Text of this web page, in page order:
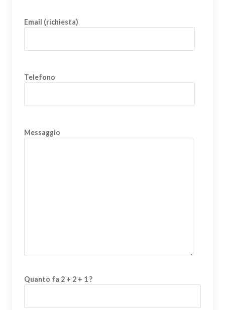
Email (richiesta)
Telefono
Messaggio
Quanto fa 2 + 2 + 1 ?